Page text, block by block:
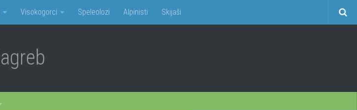
Visokogorci Speleolozi Alpinisti Skijaši